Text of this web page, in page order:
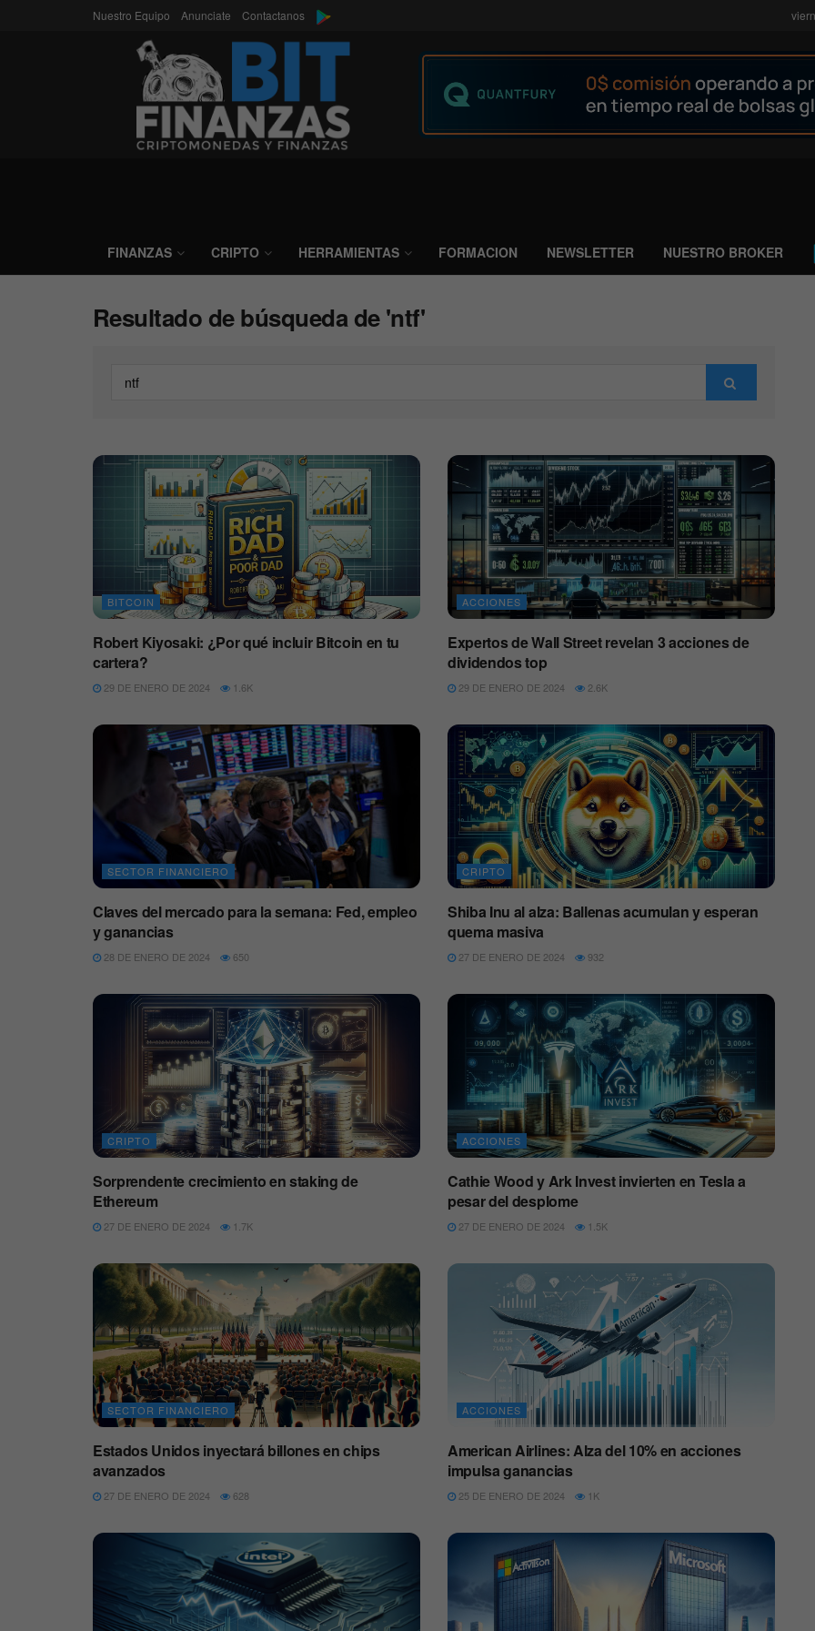
Nuestro Equipo Anunciate Contactanos
FINANZAS CRIPTO HERRAMIENTAS FORMACION NEWSLETTER NUESTRO BROKER
Resultado de búsqueda de 'ntf'
BITCOIN
Robert Kiyosaki: ¿Por qué incluir Bitcoin en tu
cartera?
29 DE ENERO DE 2024 1.6K
ACCIONES
Expertos de Wall Street revelan 3 acciones de
dividendos top
29 DE ENERO DE 2024 2.6K
SECTOR FINANCIERO
Claves del mercado para la semana: Fed, empleo
y ganancias
28 DE ENERO DE 2024 650
CRIPTO
Shiba Inu al alza: Ballenas acumulan y esperan
quema masiva
27 DE ENERO DE 2024 932
CRIPTO
Sorprendente crecimiento en staking de
Ethereum
27 DE ENERO DE 2024 1.7K
ACCIONES
Cathie Wood y Ark Invest invierten en Tesla a
pesar del desplome
27 DE ENERO DE 2024 1.5K
SECTOR FINANCIERO
Estados Unidos inyectará billones en chips
avanzados
27 DE ENERO DE 2024 628
ACCIONES
American Airlines: Alza del 10% en acciones
impulsa ganancias
25 DE ENERO DE 2024 1K